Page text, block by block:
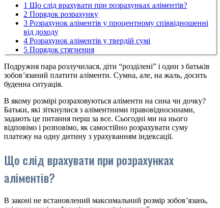
1 Що слід врахувати при розрахунках аліментів?
2 Порядок розрахунку
3 Розрахунок аліментів у процентному співвідношенні
від доходу
4 Розрахунок аліментів у твердій сумі
5 Порядок стягнення
Подружня пара розлучилася, діти “розділені” і один з батьків
зобов’язаний платити аліменти. Сумна, але, на жаль, досить
буденна ситуація.
В якому розмірі розраховуються аліменти на сина чи дочку?
Батьки, які зіткнулися з аліментними правовідносинами,
задають це питання перш за все. Сьогодні ми на нього
відповімо і розповімо, як самостійно розрахувати суму
платежу на одну дитину з урахуванням індексації.
Що слід врахувати при розрахунках
аліментів?
В законі не встановлений максимальний розмір зобов’язань,